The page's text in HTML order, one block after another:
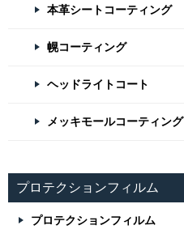
本革シートコーティング
幌コーティング
ヘッドライトコート
メッキモールコーティング
プロテクションフィルム
プロテクションフィルム